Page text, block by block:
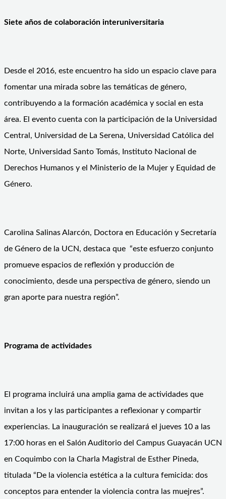
Siete años de colaboración interuniversitaria
Desde el 2016, este encuentro ha sido un espacio clave para
fomentar una mirada sobre las temáticas de género,
contribuyendo a la formación académica y social en esta
área. El evento cuenta con la participación de la Universidad
Central, Universidad de La Serena, Universidad Católica del
Norte, Universidad Santo Tomás, Instituto Nacional de
Derechos Humanos y el Ministerio de la Mujer y Equidad de
Género.
Carolina Salinas Alarcón, Doctora en Educación y Secretaría
de Género de la UCN, destaca que “este esfuerzo conjunto
promueve espacios de reflexión y producción de
conocimiento, desde una perspectiva de género, siendo un
gran aporte para nuestra región”.
Programa de actividades
El programa incluirá una amplia gama de actividades que
invitan a los y las participantes a reflexionar y compartir
experiencias. La inauguración se realizará el jueves 10 a las
17:00 horas en el Salón Auditorio del Campus Guayacán UCN
en Coquimbo con la Charla Magistral de Esther Pineda,
titulada “De la violencia estética a la cultura femicida: dos
conceptos para entender la violencia contra las muejres”.